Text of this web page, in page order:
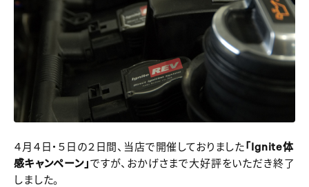
４月４日・５日の２日間、当店で開催しておりました「Ignite体
感キャンペーン」ですが、おかげさまで大好評をいただき終了
しました。